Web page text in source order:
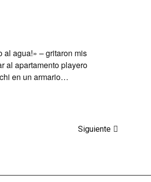
al agua!» – gritaron mis
al apartamento playero
en un armario…
Siguiente